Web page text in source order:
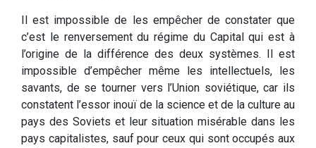
Il est impossible de les empêcher de constater que
c’est le renversement du régime du Capital qui est à
l’origine de la différence des deux systèmes. Il est
impossible d’empêcher même les intellectuels, les
savants, de se tourner vers l’Union soviétique, car ils
constatent l’essor inouï de la science et de la culture au
pays des Soviets et leur situation misérable dans les
pays capitalistes, sauf pour ceux qui sont occupés aux